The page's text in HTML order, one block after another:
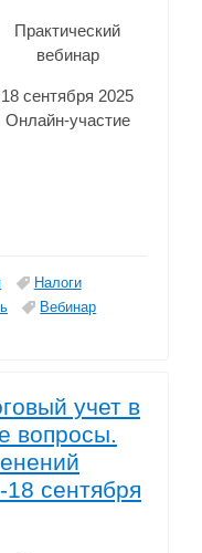
Практический
вебинар
18 сентября 2025
Онлайн-участие
Налоги
Вебинар
учет в
вопросы.
18 сентября